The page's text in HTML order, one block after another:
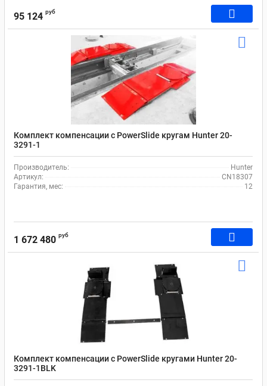
95 124 руб
Комплект компенсации с PowerSlide кругам Hunter 20-
3291-1
Производитель:
Hunter
Артикул:
CN18307
Гарантия, мес:
12
1 672 480 руб
Комплект компенсации с PowerSlide кругами Hunter 20-
3291-1BLK